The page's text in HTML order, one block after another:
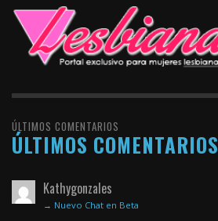
ÚLTIMOS COMENTARIOS
ÚLTIMOS COMENTARIOS
Kathygonzales
→ Nuevo Chat en Beta